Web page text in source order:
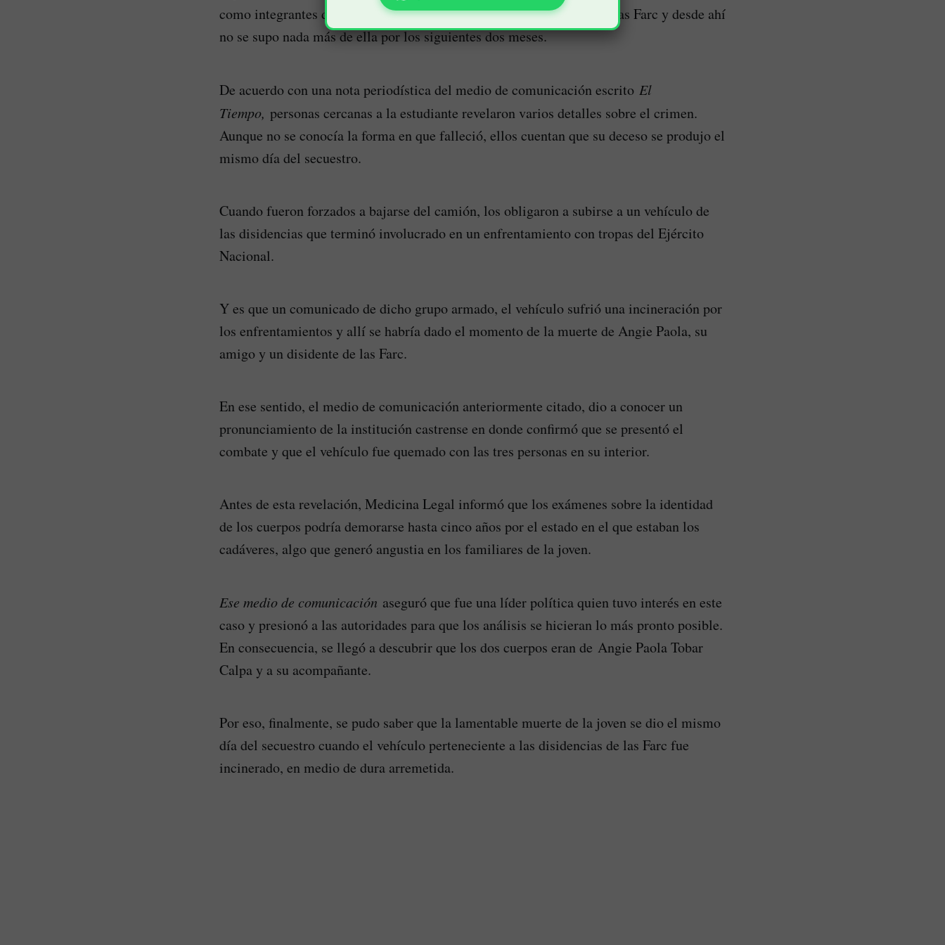
como integrantes del Bloque Dagoberto Ramos de las disidencias de las Farc y desde ahí
no se supo nada más de ella por los siguientes dos meses.
De acuerdo con una nota periodística del medio de comunicación escrito El
Tiempo, personas cercanas a la estudiante revelaron varios detalles sobre el crimen.
Aunque no se conocía la forma en que falleció, ellos cuentan que su deceso se produjo el
mismo día del secuestro.
Cuando fueron forzados a bajarse del camión, los obligaron a subirse a un vehículo de
las disidencias que terminó involucrado en un enfrentamiento con tropas del Ejército
Nacional.
Y es que un comunicado de dicho grupo armado, el vehículo sufrió una incineración por
los enfrentamientos y allí se habría dado el momento de la muerte de Angie Paola, su
amigo y un disidente de las Farc.
En ese sentido, el medio de comunicación anteriormente citado, dio a conocer un
pronunciamiento de la institución castrense en donde confirmó que se presentó el
combate y que el vehículo fue quemado con las tres personas en su interior.
Antes de esta revelación, Medicina Legal informó que los exámenes sobre la identidad
de los cuerpos podría demorarse hasta cinco años por el estado en el que estaban los
cadáveres, algo que generó angustia en los familiares de la joven.
Ese medio de comunicación aseguró que fue una líder política quien tuvo interés en este
caso y presionó a las autoridades para que los análisis se hicieran lo más pronto posible.
En consecuencia, se llegó a descubrir que los dos cuerpos eran de Angie Paola Tobar
Calpa y a su acompañante.
Por eso, finalmente, se pudo saber que la lamentable muerte de la joven se dio el mismo
día del secuestro cuando el vehículo perteneciente a las disidencias de las Farc fue
incinerado, en medio de dura arremetida.